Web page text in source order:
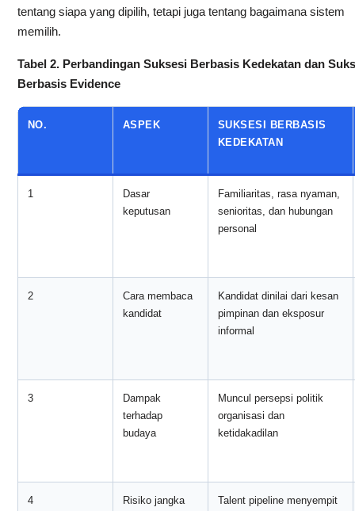
tentang siapa yang dipilih, tetapi juga tentang bagaimana sistem
memilih.
Tabel 2. Perbandingan Suksesi Berbasis Kedekatan dan
Berbasis Evidence
NO. ASPEK
SUKSESI BERBASIS
KEDEKATAN
1
Dasar
keputusan
Familiaritas, rasa nyaman,
senioritas, dan hubungan
personal
2
Cara membaca
kandidat
Kandidat dinilai dari kesan
pimpinan dan eksposur
informal
3
Dampak
terhadap
budaya
Muncul persepsi politik
organisasi dan
ketidakadilan
4
Risiko jangka
Talent pipeline menyempit